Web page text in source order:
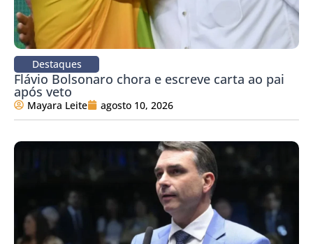
Destaques
Flávio Bolsonaro chora e escreve carta ao pai
após veto
Mayara Leite agosto 10, 2026